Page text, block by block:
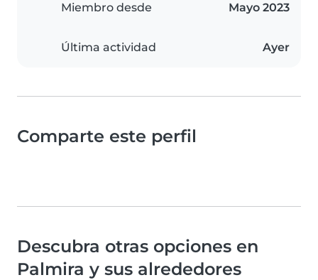
Miembro desde Mayo 2023
Última actividad Ayer
Comparte este perfil
Descubra otras opciones en
Palmira y sus alrededores